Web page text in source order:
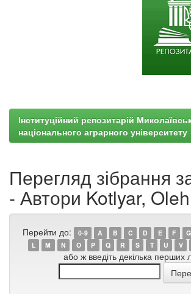
Інституційний репозитарій
національного аграрного університету
Перегляд зібрання
- Автори Kotlyar, Oleh
Перейти до: 0-9 A B C D E F G
L
M N O P Q R S T U V
або ж введіть декілька перших